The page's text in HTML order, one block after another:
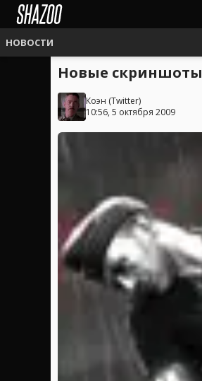
НОВОСТИ
Новые
Коэн (Twitter)
10:56, 5 октября 2009